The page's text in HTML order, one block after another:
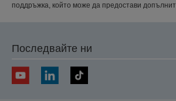
поддръжка, който може да предостави
Последвайте ни